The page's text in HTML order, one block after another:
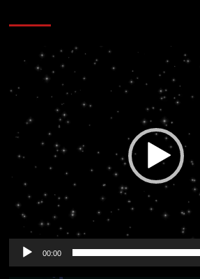
Reproductor
vídeo
00:00